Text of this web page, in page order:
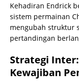
Kehadiran Endrick
sistem permainan
mengubah struktur
pertandingan
Strategi
Kewajiban